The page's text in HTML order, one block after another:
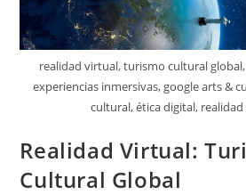
realidad virtual, turismo cultural
experiencias inmersivas, google arts &
cultural, ética digital,
Realidad Virtual:
Cultural Global